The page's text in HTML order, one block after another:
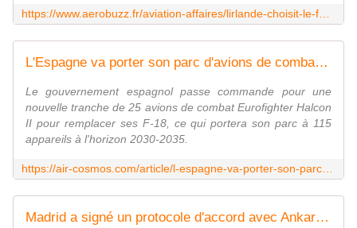
L'Espagne va porter son parc d'avions de combat à 115 Airbus Eurofighter
Le gouvernement espagnol passe commande pour une
nouvelle tranche de 25 avions de combat Eurofighter Halcon
II pour remplacer ses F-18, ce qui portera son parc à 115
appareils à l'horizon 2030-2035.
Madrid a signé un protocole d'accord avec Ankara en vue d'acquérir des avions d'entraînement Hürjet - Zone Militaire